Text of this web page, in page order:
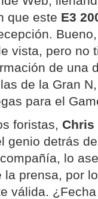
que este E3
vista, pero no
de una
de la Gran
para el
foristas, Chris
genio detrás
lo
la prensa, por
válida.